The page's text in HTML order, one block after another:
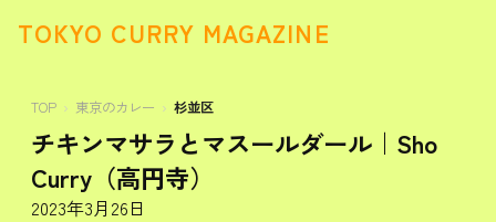
TOKYO CURRY MAGAZINE
TOP 東京のカレー 杉並区
チキンマサラとマスールダール｜Sho
Curry（高円寺）
2023年3月26日